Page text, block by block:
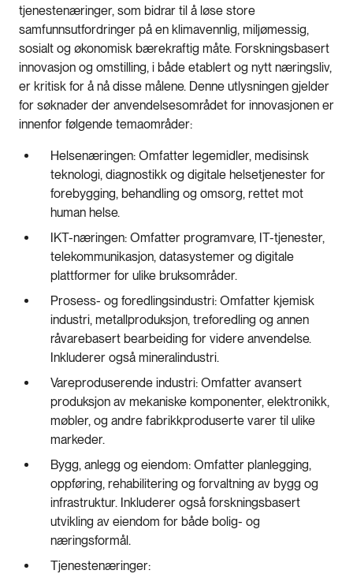
tjenestenæringer, som bidrar til å løse store
samfunnsutfordringer på en klimavennlig, miljømessig,
sosialt og økonomisk bærekraftig måte. Forskningsbasert
innovasjon og omstilling, i både etablert og nytt næringsliv,
er kritisk for å nå disse målene. Denne utlysningen gjelder
for søknader der anvendelsesområdet for innovasjonen er
innenfor følgende temaområder:
Helsenæringen: Omfatter legemidler, medisinsk
teknologi, diagnostikk og digitale helsetjenester for
forebygging, behandling og omsorg, rettet mot
human helse.
IKT-næringen: Omfatter programvare, IT-tjenester,
telekommunikasjon, datasystemer og digitale
plattformer for ulike bruksområder.
Prosess- og foredlingsindustri: Omfatter kjemisk
industri, metallproduksjon, treforedling og annen
råvarebasert bearbeiding for videre anvendelse.
Inkluderer også mineralindustri.
Vareproduserende industri: Omfatter avansert
produksjon av mekaniske komponenter, elektronikk,
møbler, og andre fabrikkproduserte varer til ulike
markeder.
Bygg, anlegg og eiendom: Omfatter planlegging,
oppføring, rehabilitering og forvaltning av bygg og
infrastruktur. Inkluderer også forskningsbasert
utvikling av eiendom for både bolig- og
næringsformål.
Tjenestenæringer: